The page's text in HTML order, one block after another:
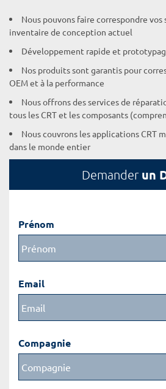
Nous pouvons faire correspondre
inventaire de conception actuel
Développement rapide et
Nos produits sont garantis pour
OEM et à la performance
Nous offrons des services de
tous les CRT et les composants
Nous couvrons les applications CRT
dans le monde entier
Demander un
Prénom
Email
Compagnie